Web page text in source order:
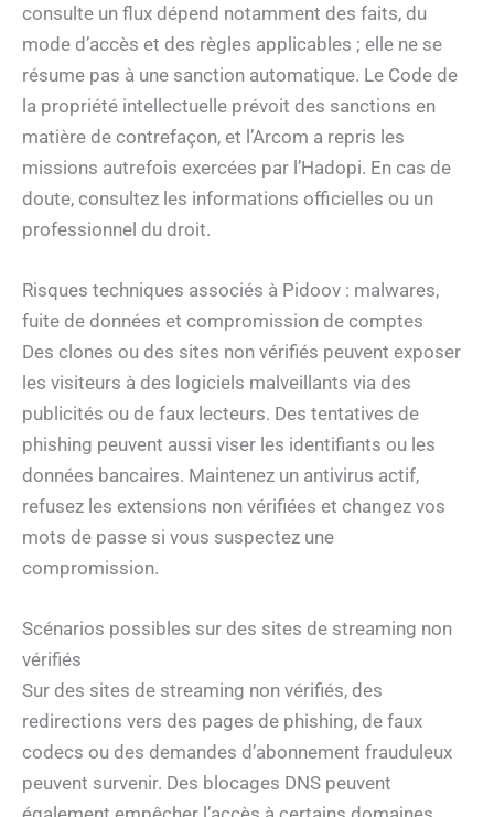
consulte un flux dépend notamment des faits, du
mode d’accès et des règles applicables ; elle ne se
résume pas à une sanction automatique. Le Code de
la propriété intellectuelle prévoit des sanctions en
matière de contrefaçon, et l’Arcom a repris les
missions autrefois exercées par l’Hadopi. En cas de
doute, consultez les informations officielles ou un
professionnel du droit.
Risques techniques associés à Pidoov : malwares,
fuite de données et compromission de comptes
Des clones ou des sites non vérifiés peuvent exposer
les visiteurs à des logiciels malveillants via des
publicités ou de faux lecteurs. Des tentatives de
phishing peuvent aussi viser les identifiants ou les
données bancaires. Maintenez un antivirus actif,
refusez les extensions non vérifiées et changez vos
mots de passe si vous suspectez une
compromission.
Scénarios possibles sur des sites de streaming non
vérifiés
Sur des sites de streaming non vérifiés, des
redirections vers des pages de phishing, de faux
codecs ou des demandes d’abonnement frauduleux
peuvent survenir. Des blocages DNS peuvent